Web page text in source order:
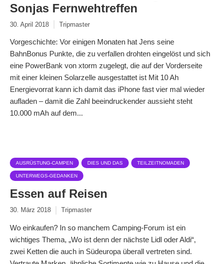
Sonjas Fernwehtreffen
30. April 2018 Tripmaster
Vorgeschichte: Vor einigen Monaten hat Jens seine
BahnBonus Punkte, die zu verfallen drohten eingelöst und sich
eine PowerBank von xtorm zugelegt, die auf der Vorderseite
mit einer kleinen Solarzelle ausgestattet ist Mit 10 Ah
Energievorrat kann ich damit das iPhone fast vier mal wieder
aufladen – damit die Zahl beeindruckender aussieht steht
10.000 mAh auf dem...
AUSRÜSTUNG-CAMPEN DIES UND DAS TEILZEITNOMADEN
UNTERWEGS-GEDANKEN
Essen auf Reisen
30. März 2018 Tripmaster
Wo einkaufen? In so manchem Camping-Forum ist ein
wichtiges Thema, „Wo ist denn der nächste Lidl oder Aldi“,
zwei Ketten die auch in Südeuropa überall vertreten sind.